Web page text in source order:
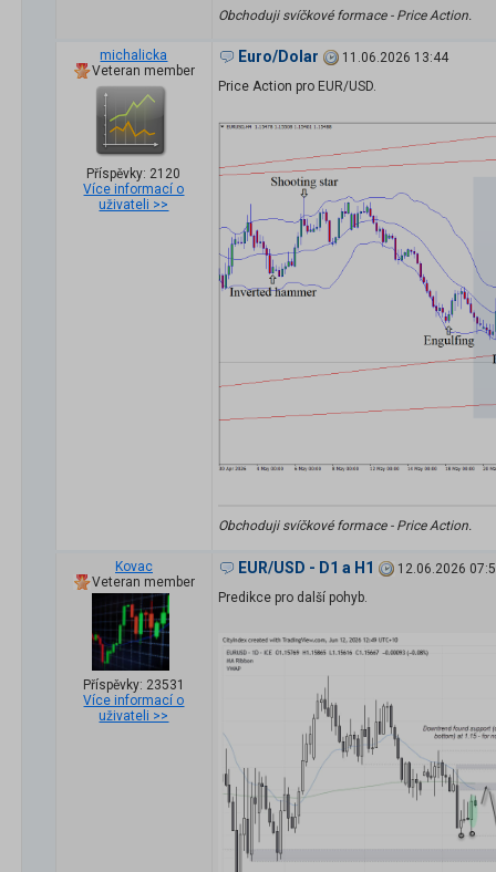
Obchoduji svíčkové formace - Price Action.
michalicka
Veteran member
Příspěvky: 2120
Více informací o
uživateli >>
Euro/Dolar
11.06.2026 13:44
Price Action pro EUR/USD.
Obchoduji svíčkové formace - Price Action.
Kovac
Veteran member
Příspěvky: 23531
Více informací o
uživateli >>
EUR/USD - D1 a H1
12.06.2026
Predikce pro další pohyb.